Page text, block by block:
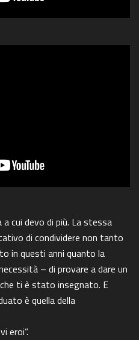
a cui devo di più. La stessa
di condividere non tanto
in questi anni quanto la
– di provare a dare un
ti è stato insegnato. E
è quella della
eroi”.